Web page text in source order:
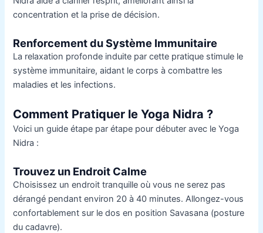
concentration et la prise de décision.
Renforcement du Système Immunitaire
La relaxation profonde induite par cette pratique stimule le
système immunitaire, aidant le corps à combattre les
maladies et les infections.
Comment Pratiquer le Yoga Nidra ?
Voici un guide étape par étape pour débuter avec le Yoga
Nidra :
Trouvez un Endroit Calme
Choisissez un endroit tranquille où vous ne serez pas
dérangé pendant environ 20 à 40 minutes. Allongez-vous
confortablement sur le dos en position Savasana (posture
du cadavre).